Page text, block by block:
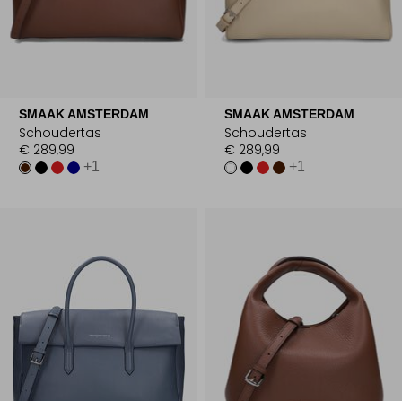
SMAAK AMSTERDAM
Schoudertas
€ 289,99
+1
SMAAK AMSTERDAM
Schoudertas
€ 289,99
+1